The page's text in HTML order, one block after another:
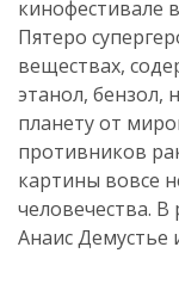
кинофестивале
Пятеро
веществах,
этанол,
планету от
противников
картины вовсе
человечества.
Анаис Демустье